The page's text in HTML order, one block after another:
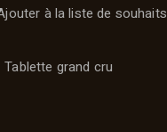
à la liste de souhaits
Tablette grand cru